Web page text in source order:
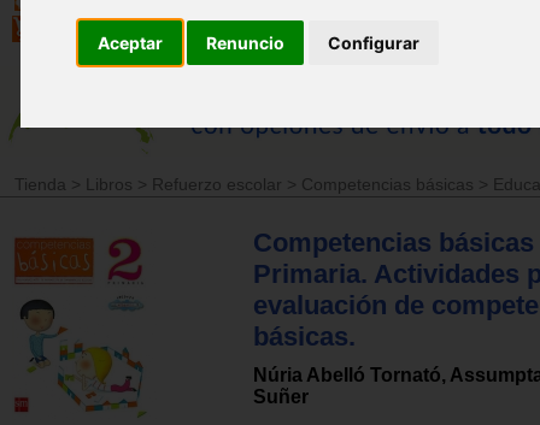
Aceptar Renuncio Configurar
Tienda > Libros > Refuerzo escolar > Competencias básicas >
Competencias básicas
Primaria. Actividades
evaluación de
básicas.
Núria Abelló Tornató,
Suñer